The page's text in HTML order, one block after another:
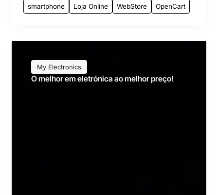
smartphone
Loja Online WebStore OpenCart
My Electronics
O melhor em eletrónica ao melhor preço!